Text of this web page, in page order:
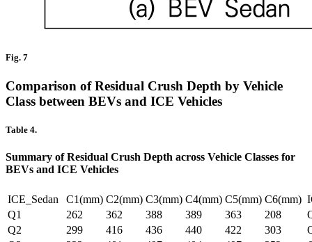
Fig. 7
Comparison of Residual Crush Depth by Vehicle
Class between BEVs and ICE Vehicles
Table 4.
Summary of Residual Crush Depth across Vehicle Classes for
BEVs and ICE Vehicles
ICE_Sedan C1(mm) C2(mm) C3(mm) C4(mm) C5(mm) C6(mm)
Q1
262 362 388 389 363 208
Q2
299 416 436 440 422 303